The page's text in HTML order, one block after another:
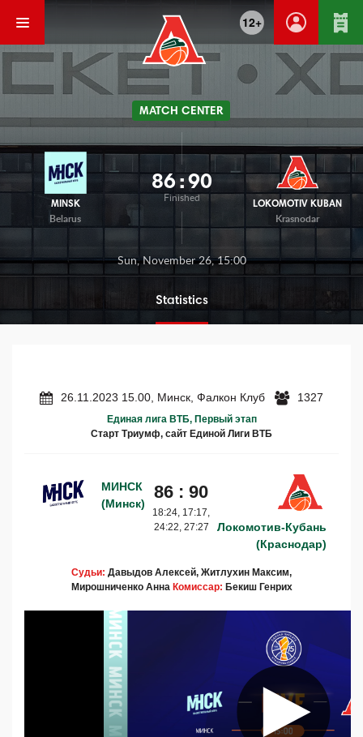
12+
MATCH CENTER
MINSK
Belarus
86 :90
Finished
LOKOMOTIV KUBAN
Krasnodar
Sun, November 26, 15:00
Statistics